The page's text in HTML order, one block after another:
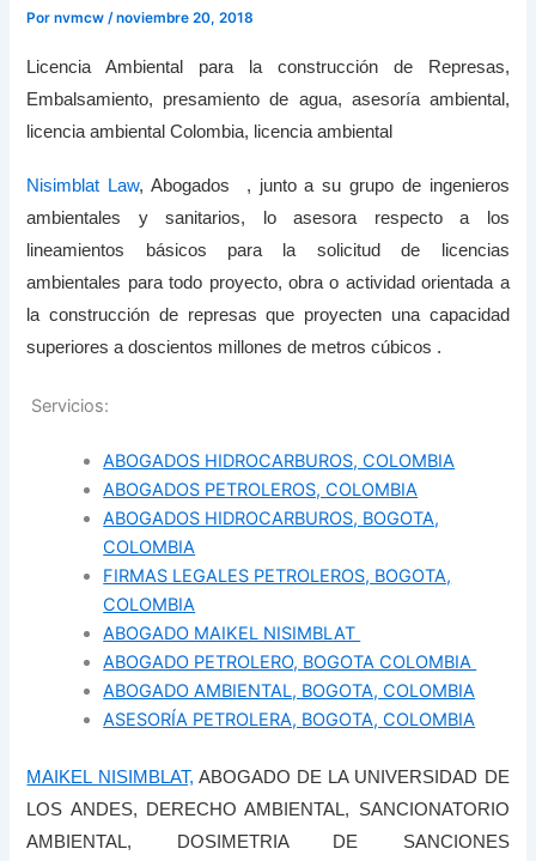
Pornvmcw/noviembre 20, 2018
Licencia Ambiental para la construcción de Represas,
Embalsamiento, presamiento de agua, asesoría ambiental,
licencia ambiental Colombia, licencia ambiental
Nisimblat Law, Abogados , junto a su grupo de ingenieros
ambientales y sanitarios, lo asesora respecto a los
lineamientos básicos para la solicitud de licencias
ambientales para todo proyecto, obra o actividad orientada a
la construcción de represas que proyecten una capacidad
superiores a doscientos millones de metros cúbicos .
Servicios:
ABOGADOS HIDROCARBUROS, COLOMBIA
ABOGADOS PETROLEROS, COLOMBIA
ABOGADOS HIDROCARBUROS, BOGOTA,
COLOMBIA
FIRMAS LEGALES PETROLEROS, BOGOTA,
COLOMBIA
ABOGADO MAIKEL NISIMBLAT
ABOGADO PETROLERO, BOGOTA COLOMBIA
ABOGADO AMBIENTAL, BOGOTA, COLOMBIA
ASESORÍA PETROLERA, BOGOTA, COLOMBIA
MAIKEL NISIMBLAT, ABOGADO DE LA UNIVERSIDAD DE
LOS ANDES, DERECHO AMBIENTAL, SANCIONATORIO
AMBIENTAL, DOSIMETRIA DE SANCIONES